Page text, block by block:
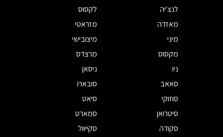
לנצ'יה
לקסוס
מאזדה
מזראטי
מיני
מיצובישי
מקסוס
מרצדס
ניו
ניסאן
סאאב
סובארו
סוזוקי
סיאט
סיטרואן
סמארט
סקודה
סקייוול